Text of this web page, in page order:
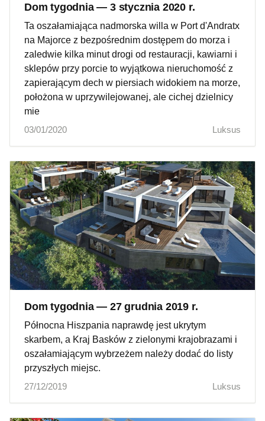
Dom tygodnia — 3 stycznia 2020 r.
Ta oszałamiająca nadmorska willa w Port d'Andratx
na Majorce z bezpośrednim dostępem do morza i
zaledwie kilka minut drogi od restauracji, kawiarni i
sklepów przy porcie to wyjątkowa nieruchomość z
zapierającym dech w piersiach widokiem na morze,
położona w uprzywilejowanej, ale cichej dzielnicy
mie
03/01/2020
Luksus
Dom tygodnia — 27 grudnia 2019 r.
Północna Hiszpania naprawdę jest ukrytym
skarbem, a Kraj Basków z zielonymi krajobrazami i
oszałamiającym wybrzeżem należy dodać do listy
przyszłych miejsc.
27/12/2019
Luksus